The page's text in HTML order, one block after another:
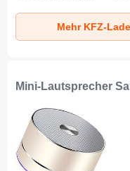
Charge Universal
K10 für Samsung
Galaxy J3 Schwarz
Mehr KFZ-
Mini-Lautsprecher